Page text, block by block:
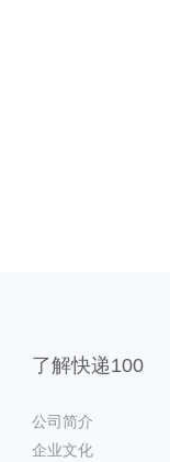
了解快递100
公司简介
企业文化